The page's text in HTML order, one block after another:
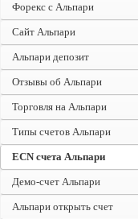
Форекс с Альпари
Сайт Альпари
Альпари депозит
Отзывы об Альпари
Торговля на Альпари
Типы счетов Альпари
ECN счета Альпари
Демо-счет Альпари
Альпари открыть счет